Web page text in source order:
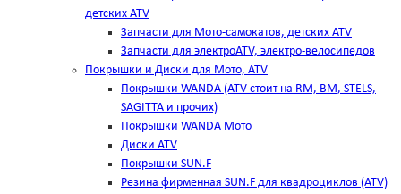
детских ATV
Запчасти для Мото-самокатов, детских ATV
Запчасти для электроATV, электро-велосипедов
Покрышки и Диски для Мото, ATV
Покрышки WANDA (АТV стоит на RM, BM, STELS,
SAGITTA и прочих)
Покрышки WANDA Мото
Диски ATV
Покрышки SUN.F
Резина фирменная SUN.F для квадроциклов (АТV)